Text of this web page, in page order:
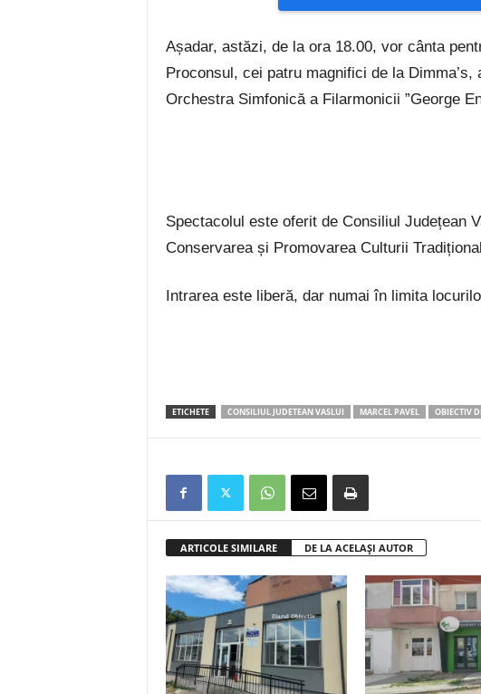
Așadar, astăzi, de la ora 18.00, vor cânta
Proconsul, cei patru magnifici de la
Orchestra Simfonică a Filarmonicii ”George
Spectacolul este oferit de Consiliul Județean
Conservarea și Promovarea Culturii
Intrarea este liberă, dar numai în limita
ETICHETE CONSILIUL JUDETEAN VASLUI MARCEL PAVEL OBIECTIV
ARTICOLE SIMILARE DE LA ACELAȘI AUTOR